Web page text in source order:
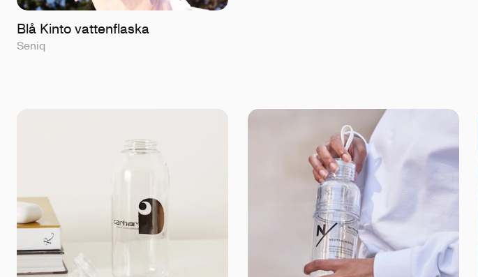
Blå Kinto vattenflaska
Seniq